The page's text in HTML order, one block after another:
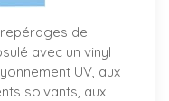
de
avec un vinyl
UV, aux
solvants, aux